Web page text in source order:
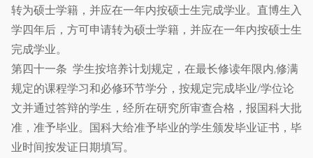
转为硕士学籍，并应在一年内按硕士生完成学业。直博生入
学四年后，方可申请转为硕士学籍，并应在一年内按硕士生
完成学业。
第四十一条 学生按培养计划规定，在最长修读年限内,修满
规定的课程学习和必修环节学分，按规定完成毕业/学位论
文并通过答辩的学生，经所在研究所审查合格，报国科大批
准，准予毕业。国科大给准予毕业的学生颁发毕业证书，毕
业时间按发证日期填写。